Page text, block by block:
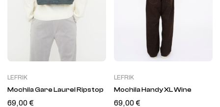
LEFRIK
Mochila Gare Laurel Ripstop
69,00€
LEFRIK
Mochila Handy XL Wine
69,00€